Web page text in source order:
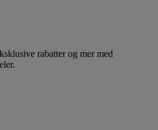
rabatter og mer med